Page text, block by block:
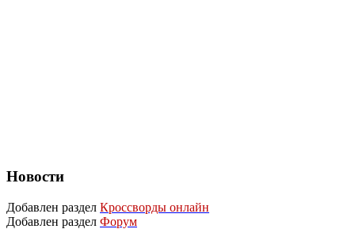
Новости
Добавлен раздел Кроссворды онлайн
Добавлен раздел Форум